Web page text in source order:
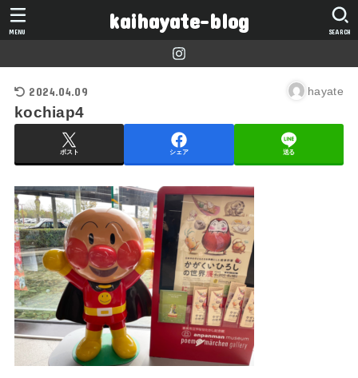
kaihayate-blog SEARCH
MENU
2024.04.09 hayate
kochiap4
ポスト シェア 送る